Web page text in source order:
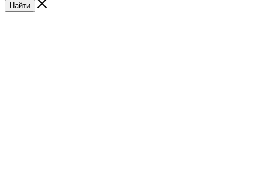
Найти